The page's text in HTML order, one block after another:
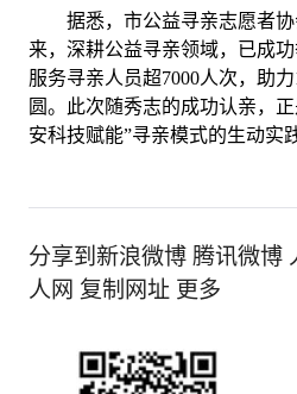
据悉，市公益寻亲志愿者协
来，深耕公益寻亲领域，已成
服务寻亲人员超7000人次，助
圆。此次随秀志的成功认亲，
安科技赋能”寻亲模式的生动实践
分享到新浪微博 腾讯微博
人网 复制网址 更多